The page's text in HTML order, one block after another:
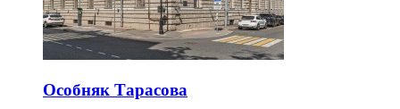
Особняк Тарасова